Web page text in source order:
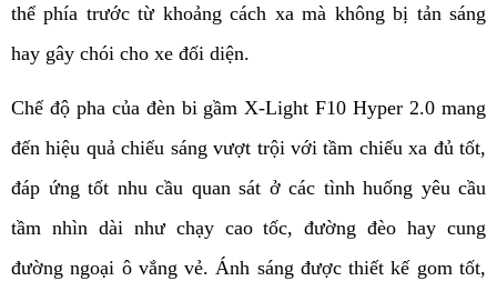
thể phía trước từ khoảng cách xa mà không bị tản sáng
hay gây chói cho xe đối diện.
Chế độ pha của đèn bi gầm X-Light F10 Hyper 2.0 mang
đến hiệu quả chiếu sáng vượt trội với tầm chiếu xa đủ tốt,
đáp ứng tốt nhu cầu quan sát ở các tình huống yêu cầu
tầm nhìn dài như chạy cao tốc, đường đèo hay cung
đường ngoại ô vắng vẻ. Ánh sáng được thiết kế gom tốt,